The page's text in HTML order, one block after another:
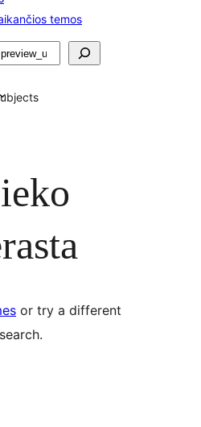
temos
or try a different
search.